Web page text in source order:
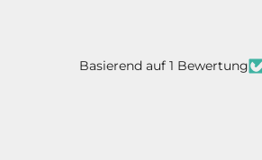
Basierend auf 1 Bewertung